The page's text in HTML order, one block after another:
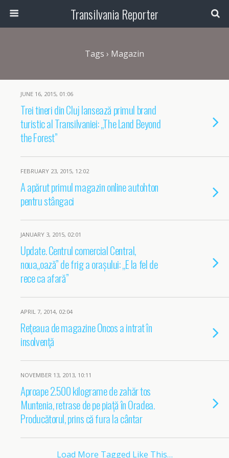
Transilvania Reporter
Tags › Magazin
JUNE 16, 2015, 01:06
Trei tineri din Cluj lansează primul brand
turistic al Transilvaniei: „The Land Beyond
the Forest”
FEBRUARY 23, 2015, 12:02
A apărut primul magazin online autohton
pentru stângaci
JANUARY 3, 2015, 02:01
Update. Centrul comercial Central,
noua„oază” de frig a orașului: „E la fel de
rece ca afară”
APRIL 7, 2014, 02:04
Reţeaua de magazine Oncos a intrat în
insolvenţă
NOVEMBER 13, 2013, 10:11
Aproape 2.500 kilograme de zahăr tos
Muntenia, retrase de pe piață în Oradea.
Producătorul, prins că fura la cântar
Load More Tagged Like This…